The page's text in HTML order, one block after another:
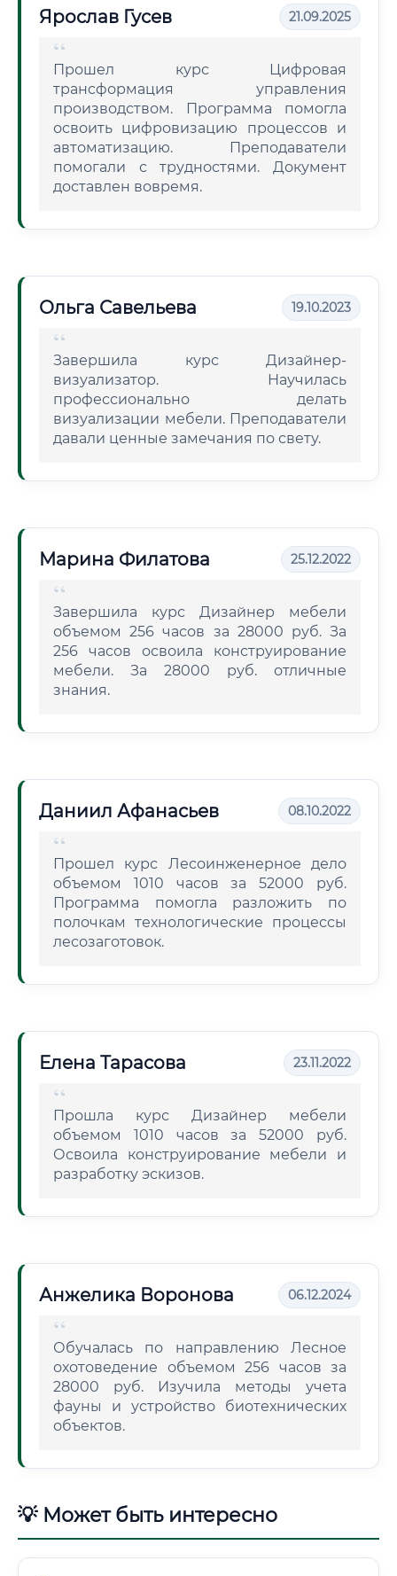
Ярослав Гусев 21.09.2025
Прошел курс Цифровая
трансформация управления
производством. Программа помогла
освоить цифровизацию процессов и
автоматизацию. Преподаватели
помогали с трудностями. Документ
доставлен вовремя.
Ольга Савельева 19.10.2023
Завершила курс Дизайнер-
визуализатор. Научилась
профессионально делать
визуализации мебели. Преподаватели
давали ценные замечания по свету.
Марина Филатова 25.12.2022
Завершила курс Дизайнер мебели
объемом 256 часов за 28000 руб. За
256 часов освоила конструирование
мебели. За 28000 руб. отличные
знания.
Даниил Афанасьев 08.10.2022
Прошел курс Лесоинженерное дело
объемом 1010 часов за 52000 руб.
Программа помогла разложить по
полочкам технологические процессы
лесозаготовок.
Елена Тарасова 23.11.2022
Прошла курс Дизайнер мебели
объемом 1010 часов за 52000 руб.
Освоила конструирование мебели и
разработку эскизов.
Анжелика Воронова 06.12.2024
Обучалась по направлению Лесное
охотоведение объемом 256 часов за
28000 руб. Изучила методы учета
фауны и устройство биотехнических
объектов.
💡 Может быть интересно